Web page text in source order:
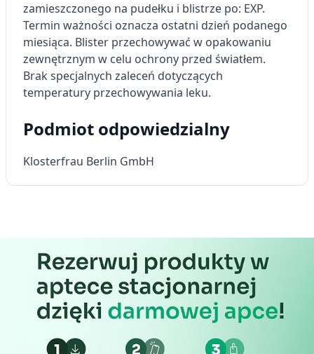
zamieszczonego na pudełku i blistrze po: EXP.
Termin ważności oznacza ostatni dzień podanego
miesiąca. Blister przechowywać w opakowaniu
zewnętrznym w celu ochrony przed światłem.
Brak specjalnych zaleceń dotyczących
temperatury przechowywania leku.
Podmiot odpowiedzialny
Klosterfrau Berlin GmbH